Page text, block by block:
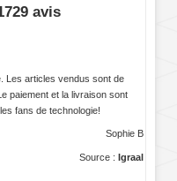
avis
Les articles vendus sont de
paiement et la livraison sont
fans de technologie!
Sophie B
Source : Igraal